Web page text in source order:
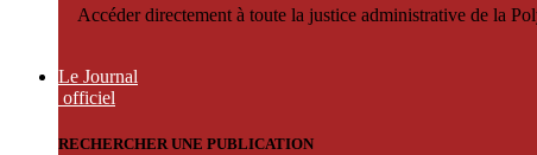
Accéder directement à toute la justice administrative de la
Le Journal
officiel
RECHERCHER UNE PUBLICATION